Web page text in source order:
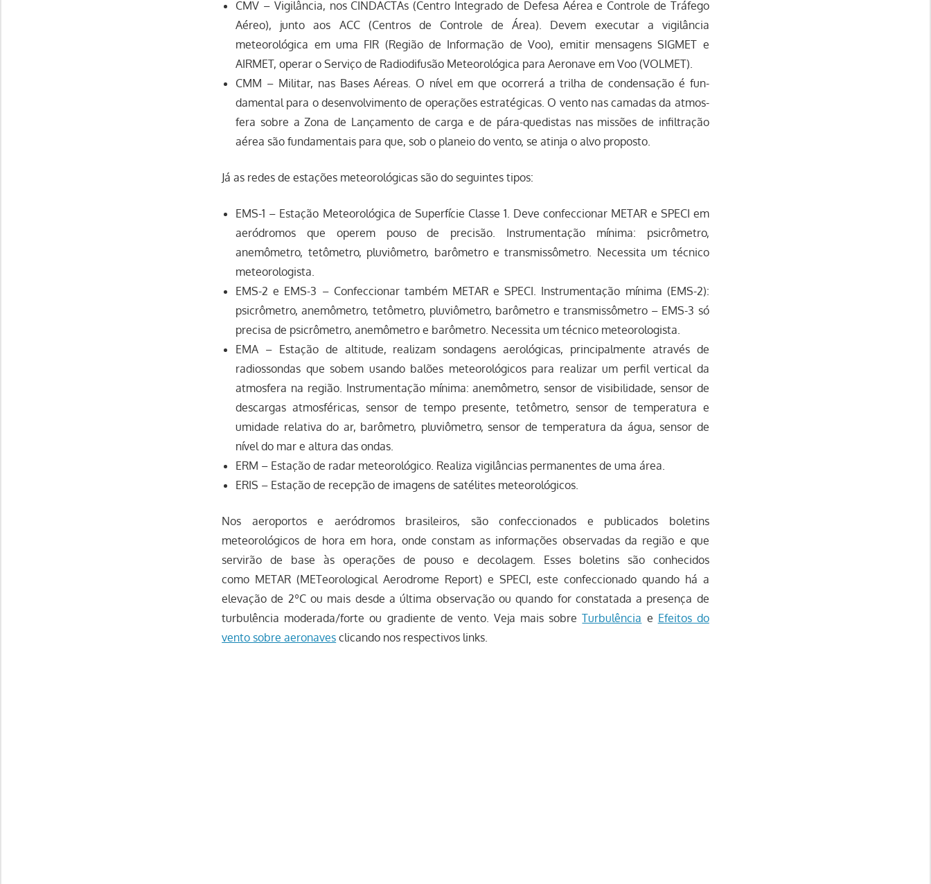
CMV – Vigilância, nos CINDACTAs (Centro Integrado de Defesa Aérea e Controle de Tráfego
Aéreo), junto aos ACC (Centros de Controle de Área). Devem executar a vigilância
meteorológica em uma FIR (Região de Informação de Voo), emitir mensagens SIGMET e
AIRMET, operar o Serviço de Radiodifusão Meteorológica para Aeronave em Voo (VOLMET).
CMM – Militar, nas Bases Aéreas. O nível em que ocorrerá a trilha de con­densação é fun­
damental para o desenvolvimento de operações estra­tégicas. O vento nas camadas da atmos­
fera sobre a Zona de Lançamento de carga e de pára-quedistas nas mis­sões de infiltração
aérea são fundamentais para que, sob o planeio do vento, se atinja o alvo proposto.
Já as redes de estações meteorológicas são do seguintes tipos:
EMS-1 – Estação Meteorológica de Superfície Classe 1. Deve confeccionar METAR e SPECI em
aeródromos que operem pouso de precisão. Instrumentação mínima: psicrômetro,
anemômetro, tetômetro, pluviômetro, barômetro e transmissômetro. Necessita um técnico
meteorologista.
EMS-2 e EMS-3 – Confeccionar também METAR e SPECI. Instrumentação mínima (EMS-2):
psicrômetro, anemômetro, tetômetro, pluviômetro, barômetro e transmissômetro – EMS-3 só
precisa de psicrômetro, anemômetro e barômetro. Necessita um técnico meteorologista.
EMA – Estação de altitude, realizam sondagens aerológicas, principalmente através de
radiossondas que sobem usando balões meteorológicos para realizar um perfil vertical da
atmosfera na região. Instrumentação mínima: anemômetro, sensor de visibilidade, sensor de
descargas atmosféricas, sensor de tempo presente, tetômetro, sensor de temperatura e
umidade relativa do ar, barômetro, pluviômetro, sensor de temperatura da água, sensor de
nível do mar e altura das ondas.
ERM – Estação de radar meteorológico. Realiza vigilâncias permanentes de uma área.
ERIS – Estação de recepção de imagens de satélites meteorológicos.
Nos aeroportos e aeródromos brasileiros, são confeccionados e publicados boletins
meteorológicos de hora em hora, onde constam as informações observadas da região e que
servirão de base às operações de pouso e decolagem. Esses boletins são conhecidos
como METAR (METeorological Aerodrome Report) e SPECI, este confeccionado quando há a
elevação de 2ºC ou mais desde a última observação ou quando for constatada a presença de
turbulência moderada/forte ou gradiente de vento. Veja mais sobreTurbulência e Efeitos do
vento sobre aeronaves clicando nos respectivos links.